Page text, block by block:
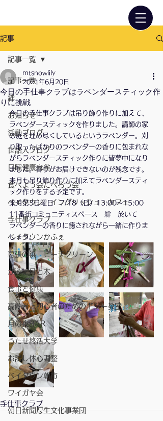
記事
記事一覧
絆
お知らせ
活動ブログ
世話人ブログ
日曜健康麻雀
食べよう会だべろう会
ベイタウン イングリッシュ・カフェ
手仕事クラブ
ベイタウンかふぇ
幕張の浜 ビーチクリーン
かふぇ月と木
食事と健康
高齢者と初心者のためのギター教室
月の夜BAR
うたせ終活大学
お試し体心調整
ベイタウン朝市
ワイガヤ会
朝日新聞厚生文化事業団
記事一覧
今日の手仕事クラブはラベンダースティック作
りに挑戦
mtsnowlily
2021年6月20日
今日の手仕事クラブは吊り飾り作りに加えて、
ラベンダースティックを作りました。講師の家
の庭を埋め尽くしているというラベンダー。刈
り取ったばかりのラベンダーの香りに包まれな
がらラベンダースティック作りに皆夢中になり
ました。香りがお届けできないのが残念です。
来月も吊り飾り作りに加えてラベンダースティ
ック作りをする予定です。
来月第3日曜日　7/18（日）13:00〜15:00
11番街コミュニティスペース　絆　於いて
ラベンダーの香りに癒されながら一緒に作りま
しょう。
手仕事クラブ